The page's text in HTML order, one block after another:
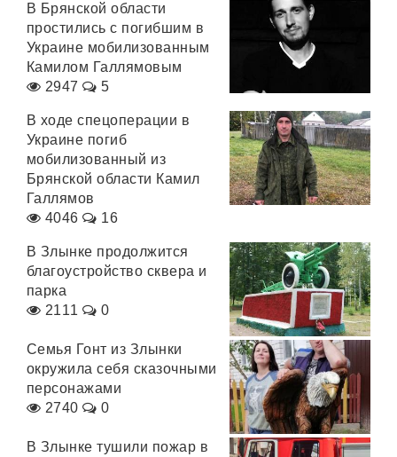
В Брянской области
простились с погибшим в
Украине мобилизованным
Камилом Галлямовым
2947
5
В ходе спецоперации в
Украине погиб
мобилизованный из
Брянской области Камил
Галлямов
4046
16
В Злынке продолжится
благоустройство сквера и
парка
2111
0
Семья Гонт из Злынки
окружила себя сказочными
персонажами
2740
0
В Злынке тушили пожар в